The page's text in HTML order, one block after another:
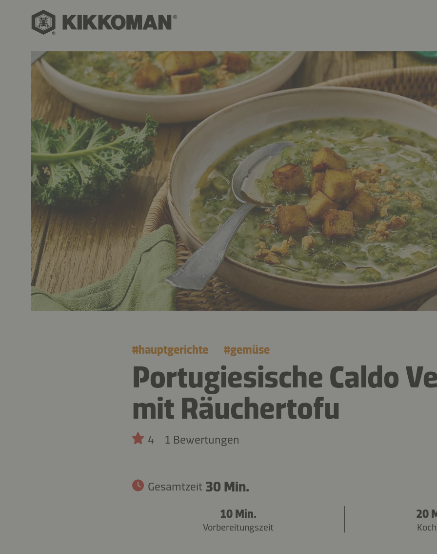
#hauptgerichte #gemüse
Portugiesische Caldo
mit Räuchertofu
4 1 Bewertungen
Gesamtzeit 30 Min.
10 Min.
Vorbereitungszeit
20